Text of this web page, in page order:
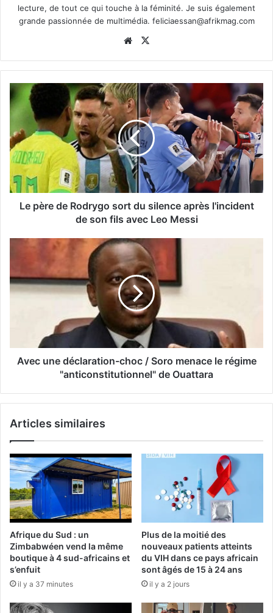
lecture, de tout ce qui touche à la féminité. Je suis également
grande passionnée de multimédia. feliciaessan@afrikmag.com
Website
Le père de Rodrygo sort du silence après l'incident
de son fils avec Leo Messi
Avec une déclaration-choc / Soro menace le régime
"anticonstitutionnel" de Ouattara
Articles similaires
Afrique du Sud : un
Zimbabwéen vend la même
boutique à 4 sud-africains et
s’enfuit
il y a 37 minutes
Plus de la moitié des
nouveaux patients atteints
du VIH dans ce pays africain
sont âgés de 15 à 24 ans
il y a 2 jours